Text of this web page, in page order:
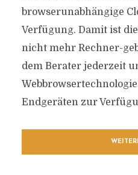
browserunabhängige
Verfügung. Damit ist
nicht mehr Rechner-
dem Berater jederzeit
Endgeräten zur